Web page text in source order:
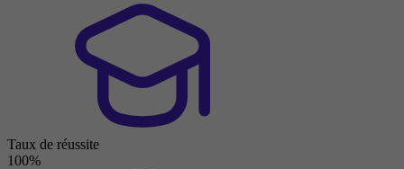
Taux de réussite
100%